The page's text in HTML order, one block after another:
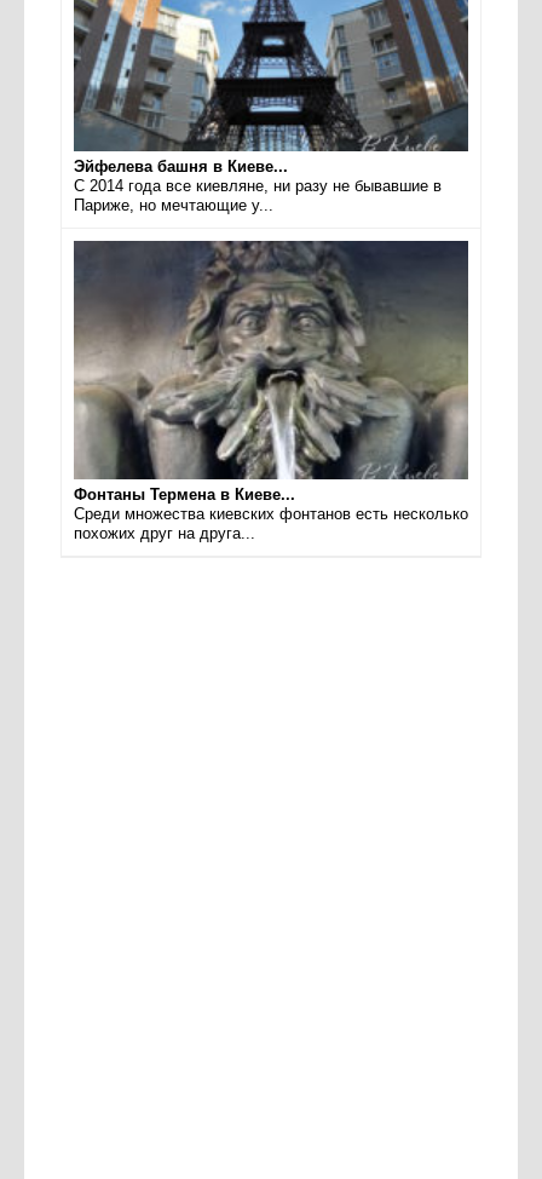
Эйфелева башня в Киеве...
С 2014 года все киевляне, ни разу не бывавшие в
Париже, но мечтающие у...
Фонтаны Термена в Киеве...
Среди множества киевских фонтанов есть несколько
похожих друг на друга...